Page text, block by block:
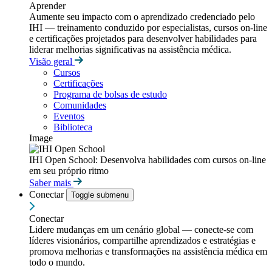
Aprender
Aumente seu impacto com o aprendizado credenciado pelo
IHI — treinamento conduzido por especialistas, cursos on-line
e certificações projetados para desenvolver habilidades para
liderar melhorias significativas na assistência médica.
Visão geral
Cursos
Certificações
Programa de bolsas de estudo
Comunidades
Eventos
Biblioteca
Image
IHI Open School: Desenvolva habilidades com cursos on-line
em seu próprio ritmo
Saber mais
Conectar
Toggle submenu
Conectar
Lidere mudanças em um cenário global — conecte-se com
líderes visionários, compartilhe aprendizados e estratégias e
promova melhorias e transformações na assistência médica em
todo o mundo.